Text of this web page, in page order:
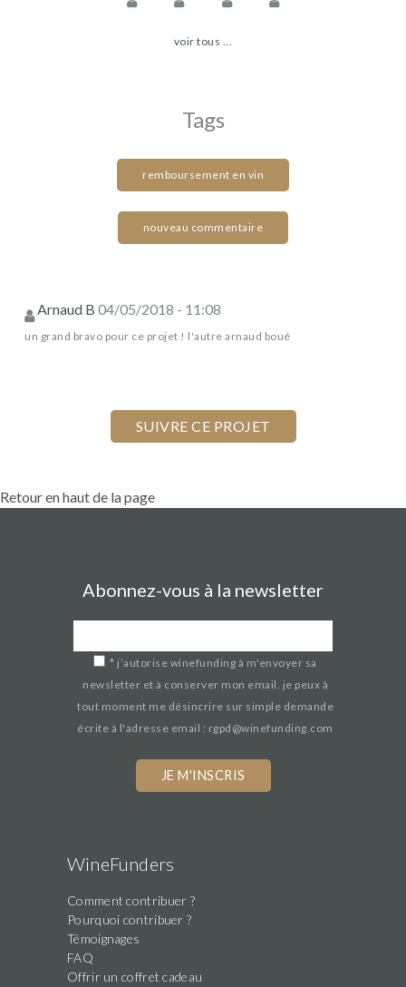
voir tous ...
Tags
remboursement en vin
nouveau commentaire
Arnaud B 04/05/2018 - 11:08
un grand bravo pour ce projet ! l'autre arnaud boué
Retour en haut de la page
Abonnez-vous à la newsletter
* j’autorise winefunding à m'envoyer sa
newsletter et à conserver mon email. je peux à
tout moment me désincrire sur simple demande
écrite à l'adresse email : rgpd@winefunding.com
WineFunders
Comment contribuer ?
Pourquoi contribuer ?
Témoignages
FAQ
Offrir un coffret cadeau